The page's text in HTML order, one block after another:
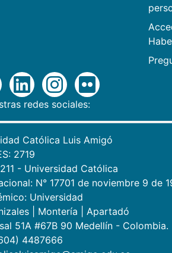
redes sociales:
Católica Luis Amigó
2719
- Universidad Católica
N° 17701 de noviembre 9 de
Universidad
Montería
Apartadó
51A #67B 90 Medellín - Colombia.
4487666